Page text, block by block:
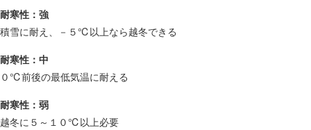
耐寒性：強
積雪に耐え、－５℃以上なら越冬できる
耐寒性：中
０℃前後の最低気温に耐える
耐寒性：弱
越冬に５～１０℃以上必要